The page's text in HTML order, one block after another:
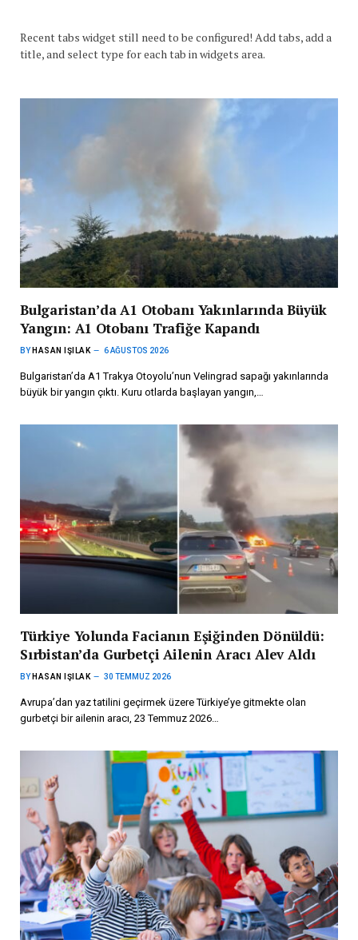
Recent tabs widget still need to be configured! Add tabs, add a
title, and select type for each tab in widgets area.
Bulgaristan’da A1 Otobanı Yakınlarında Büyük
Yangın: A1 Otobanı Trafiğe Kapandı
BY HASAN IŞILAK 6 AĞUSTOS 2026
Bulgaristan’da A1 Trakya Otoyolu’nun Velingrad sapağı yakınlarında
büyük bir yangın çıktı. Kuru otlarda başlayan yangın,…
Türkiye Yolunda Facianın Eşiğinden Dönüldü:
Sırbistan’da Gurbetçi Ailenin Aracı Alev Aldı
BY HASAN IŞILAK 30 TEMMUZ 2026
Avrupa’dan yaz tatilini geçirmek üzere Türkiye’ye gitmekte olan
gurbetçi bir ailenin aracı, 23 Temmuz 2026…